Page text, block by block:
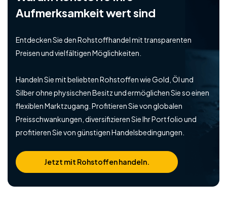
Aufmerksamkeit wert sind
Entdecken Sie den Rohstoffhandel mit transparenten
Preisen und vielfältigen Möglichkeiten.
Handeln Sie mit beliebten Rohstoffen wie Gold, Öl und
Silber ohne physischen Besitz und ermöglichen Sie so einen
flexiblen Marktzugang. Profitieren Sie von globalen
Preisschwankungen, diversifizieren Sie Ihr Portfolio und
profitieren Sie von günstigen Handelsbedingungen.
Jetzt mit Rohstoffen handeln.